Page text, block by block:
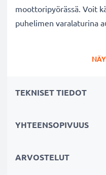
moottoripyörässä. Voit
puhelimen varalaturina
auton tupakansytyttimeen
ja murtumaton liitin
TEKNISET TIEDOT
YHTEENSOPIVUUS
ARVOSTELUT